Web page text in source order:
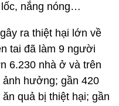
nắng nóng…
ra thiệt hại lớn về
tai đã làm 9 người
6.230 nhà ở và trên
ảnh hưởng; gần 420
quả bị thiệt hại; gần